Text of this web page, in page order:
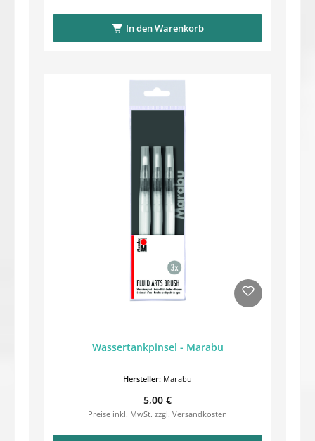
In den Warenkorb
Wassertankpinsel - Marabu
Hersteller: Marabu
Regulärer Preis:
5,00 €
Preise inkl. MwSt. zzgl. Versandkosten